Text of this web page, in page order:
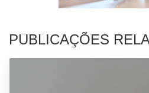
PUBLICAÇÕES